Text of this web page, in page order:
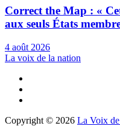
Correct the Map : «
aux seuls États
4 août 2026
La voix de la nation
Copyright © 2026 La Voix